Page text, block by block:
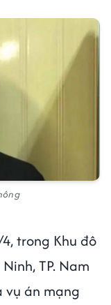
trong Khu đô
TP. Nam
án mạng